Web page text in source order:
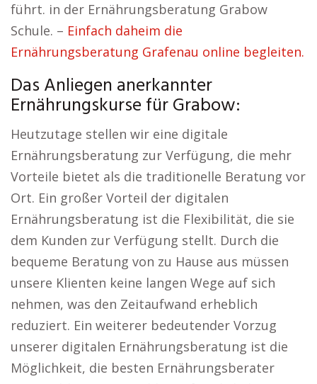
führt. in der Ernährungsberatung Grabow
Schule. – Einfach daheim die
Ernährungsberatung Grafenau online begleiten.
Das Anliegen anerkannter
Ernährungskurse für Grabow:
Heutzutage stellen wir eine digitale
Ernährungsberatung zur Verfügung, die mehr
Vorteile bietet als die traditionelle Beratung vor
Ort. Ein großer Vorteil der digitalen
Ernährungsberatung ist die Flexibilität, die sie
dem Kunden zur Verfügung stellt. Durch die
bequeme Beratung von zu Hause aus müssen
unsere Klienten keine langen Wege auf sich
nehmen, was den Zeitaufwand erheblich
reduziert. Ein weiterer bedeutender Vorzug
unserer digitalen Ernährungsberatung ist die
Möglichkeit, die besten Ernährungsberater